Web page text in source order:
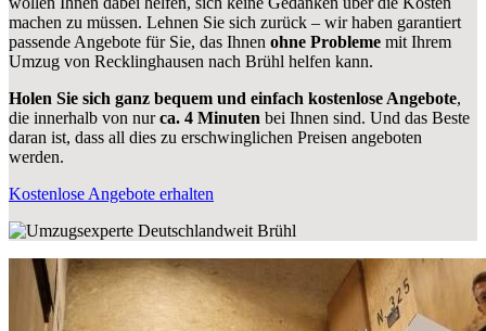
machen zu müssen. Lehnen Sie sich zurück – wir haben garantiert
passende Angebote für Sie, das Ihnen ohne Probleme mit Ihrem
Umzug von Recklinghausen nach Brühl helfen kann.
Holen Sie sich ganz bequem und einfach kostenlose Angebote,
die innerhalb von nurca. 4 Minuten bei Ihnen sind. Und das Beste
daran ist, dass all dies zu erschwinglichen Preisen angeboten
werden.
Kostenlose Angebote erhalten